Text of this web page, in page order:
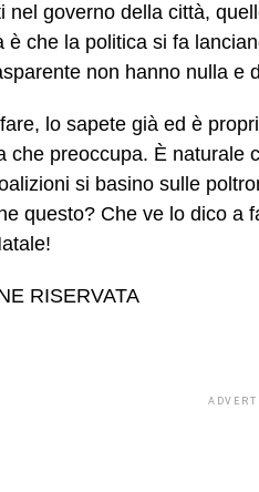
nel governo della città,
è che la politica si fa
non hanno nulla e
lo sapete già ed è
che preoccupa. È naturale
si basino sulle
questo? Che ve lo dico a
RISERVATA